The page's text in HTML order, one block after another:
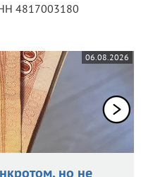
4817003180
06.08.2026
но не